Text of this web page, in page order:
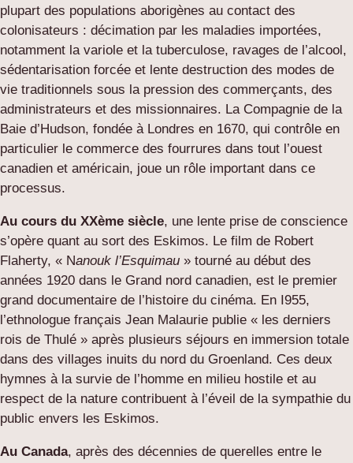
plupart des populations aborigènes au contact des
colonisateurs : décimation par les maladies importées,
notamment la variole et la tuberculose, ravages de l’alcool,
sédentarisation forcée et lente destruction des modes de
vie traditionnels sous la pression des commerçants, des
administrateurs et des missionnaires. La Compagnie de la
Baie d’Hudson, fondée à Londres en 1670, qui contrôle en
particulier le commerce des fourrures dans tout l’ouest
canadien et américain, joue un rôle important dans ce
processus.
Au cours du XXème siècle, une lente prise de conscience
s’opère quant au sort des Eskimos. Le film de Robert
Flaherty, « Nanouk l’Esquimau » tourné au début des
années 1920 dans le Grand nord canadien, est le premier
grand documentaire de l’histoire du cinéma. En I955,
l’ethnologue français Jean Malaurie publie « les derniers
rois de Thulé » après plusieurs séjours en immersion totale
dans des villages inuits du nord du Groenland. Ces deux
hymnes à la survie de l’homme en milieu hostile et au
respect de la nature contribuent à l’éveil de la sympathie du
public envers les Eskimos.
Au Canada, après des décennies de querelles entre le